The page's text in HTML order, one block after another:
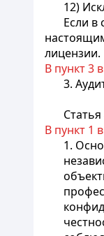
12)
Если в
лицензии.
В пункт 3
3.
В пункт 1
1.